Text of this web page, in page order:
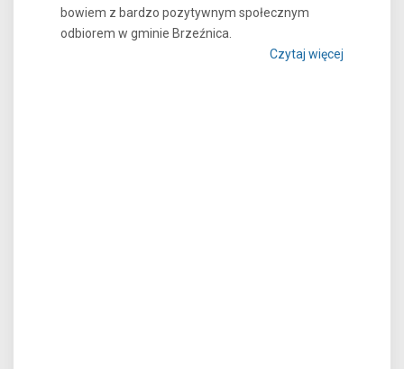
bowiem z bardzo pozytywnym społecznym
odbiorem w gminie Brzeźnica.
Czytaj więcej